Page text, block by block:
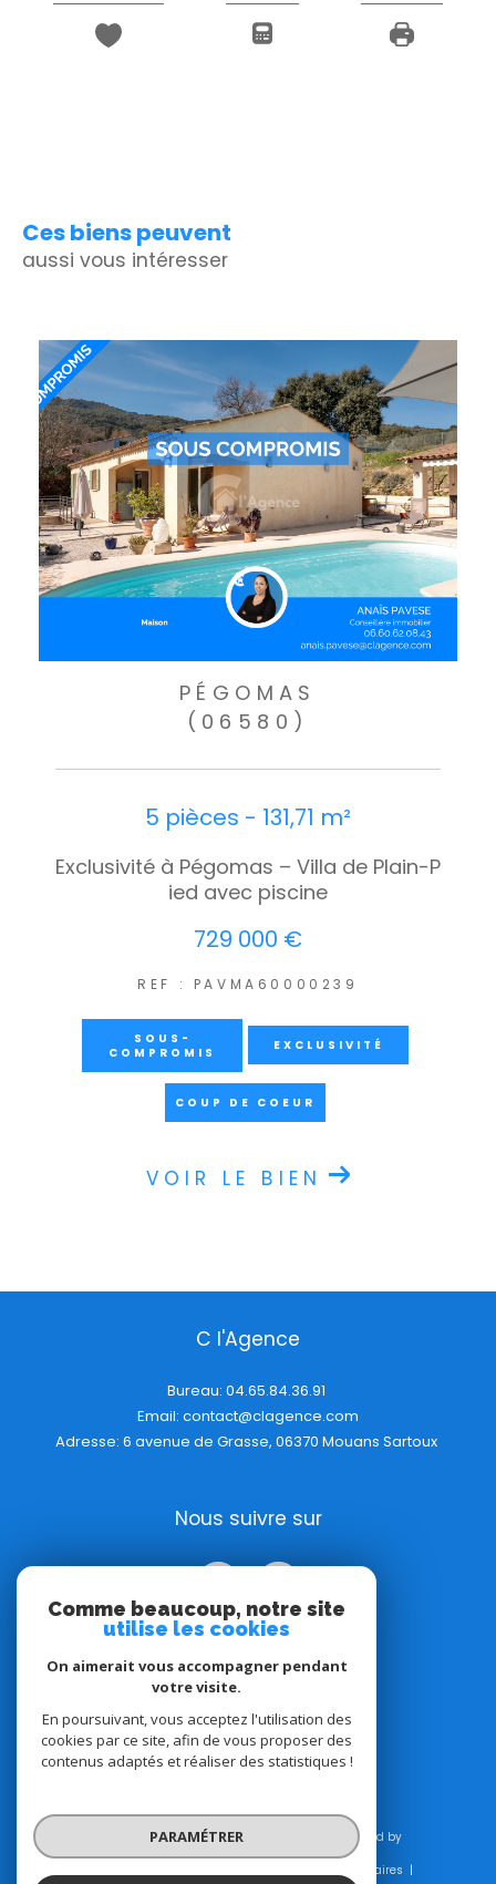
Ces biens peuvent
aussi vous intéresser
PÉGOMAS
(06580)
5 pièces - 131,71 m²
Exclusivité à Pégomas – Villa de Plain-P
ied avec piscine
729 000 €
REF : PAVMA60000239
SOUS-
COMPROMIS
EXCLUSIVITÉ
COUP DE COEUR
VOIR LE BIEN
C l'Agence
Bureau: 04.65.84.36.91
Email: contact@clagence.com
Adresse: 6 avenue de Grasse, 06370 Mouans Sartoux
Nous suivre sur
© 2026 | Tous droits réservés | Traduction powered by
Google |
Honoraires
Comme beaucoup, notre site
utilise les cookies
On aimerait vous accompagner pendant
votre visite.
En poursuivant, vous acceptez l'utilisation des
cookies par ce site, afin de vous proposer des
contenus adaptés et réaliser des statistiques !
PARAMÉTRER